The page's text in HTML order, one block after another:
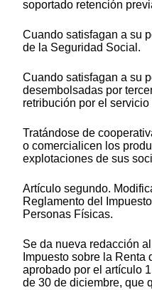
soportado retención
Cuando satisfagan a su
de la Seguridad Social.
Cuando satisfagan a su
desembolsadas por
retribución por el
Tratándose de
o comercialicen los
explotaciones de sus
Artículo segundo.
Reglamento del
Personas Físicas.
Se da nueva redacción
Impuesto sobre la
aprobado por el artículo
de 30 de diciembre, que